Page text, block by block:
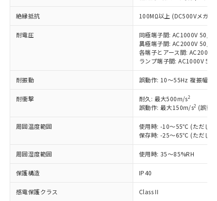
絶縁抵抗 100MΩ以上 (DC500Vメガ)
耐電圧
同極端子間: AC1000V 50/
異極端子間: AC2000V 50/
各端子とアース間:
ランプ端子間: AC1000V
耐振動 誤動作: 10～55Hz 複振幅
耐衝撃 耐久: 最大500m/s2
誤動作: 最大150m/s2 (誤動
周囲温度範囲
使用時: -10～55℃ (ただし
保存時: -25～65℃ (ただし
周囲湿度範囲 使用時: 35～85%RH
保護構造 IP40
感電保護クラス Class II
以下の条件をお読みいただき、同意のうえ
本サービスは、当社制御機器事業取扱
(税抜)を提供させていただくもので
当社制御機器事業取扱商品の中には、
本サービスの対象外となる商品もある
ことをご了承ください。
在庫状況および標準価格照会結果は、
記載している更新日時点での社内デー
タに基づき作成されるものであり、閲
覧された時点での実際の在庫および標
準価格とは異なる場合があることをご
対応予定：EU RoHS指令（10物質）の非含
有に対応した製品に切り替える予定のある
対応予定なし：EU RoHS指令（10物質）の
非含有に非対応の商品で、対応品を出す予
調査・確認中：EU RoHS指令（10物質）の
非含有の対応状況を調査中または確認中の
非該当品：ライセンス料など無形物で、有
害物質有無と関係のない商品です。
仕入先様の事情により、非含有部品として
いたものが、含有品と判明した場合などや
むを得ず変更することがあります。
*EU RoHS指令（10物質）：
鉛(Pb) 1000ppm以下、 水銀(Hg) 1000ppm以下、 カド
六価クロム(Cr(Ⅵ)) 1000ppm以下、ポリ臭化ビフェニル
「○」：最大均質材料含有率が中国RoHSの
基準値以下であることを示します。
「×」：最大均質材料含有率が中国RoHSの
基準値を超えていることを示します。
「－」：未確認です。当社販売部門へお問
い合わせください。
*中国RoHS10物質の基準値 (GB/T26572)：
ム) : 100ppm、
当社は、これら貴社製品のうち、外国
為替および外国貿易法に定める商品
（以下｢規制貨物等」という）を輸出
または国外への提供する場合は、日本
国政府の輸出許可(または役務取引許
可)を取得するなどの必要な手続きを